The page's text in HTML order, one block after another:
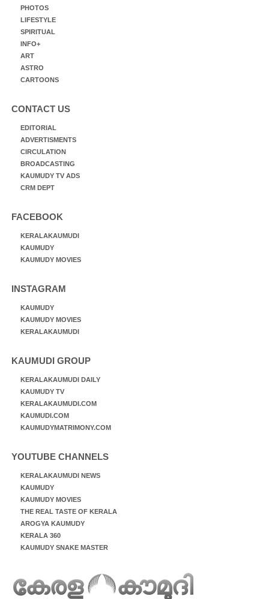
PHOTOS
LIFESTYLE
SPIRITUAL
INFO+
ART
ASTRO
CARTOONS
CONTACT US
EDITORIAL
ADVERTISMENTS
CIRCULATION
BROADCASTING
KAUMUDY TV ADS
CRM DEPT
FACEBOOK
KERALAKAUMUDI
KAUMUDY
KAUMUDY MOVIES
INSTAGRAM
KAUMUDY
KAUMUDY MOVIES
KERALAKAUMUDI
KAUMUDI GROUP
KERALAKAUMUDI DAILY
KAUMUDY TV
KERALAKAUMUDI.COM
KAUMUDI.COM
KAUMUDYMATRIMONY.COM
YOUTUBE CHANNELS
KERALAKAUMUDI NEWS
KAUMUDY
KAUMUDY MOVIES
THE REAL TASTE OF KERALA
AROGYA KAUMUDY
KERALA 360
KAUMUDY SNAKE MASTER